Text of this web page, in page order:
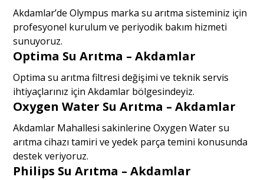
Akdamlar’de Olympus marka su arıtma sisteminiz için
profesyonel kurulum ve periyodik bakım hizmeti
sunuyoruz.
Optima Su Arıtma – Akdamlar
Optima su arıtma filtresi değişimi ve teknik servis
ihtiyaçlarınız için Akdamlar bölgesindeyiz.
Oxygen Water Su Arıtma – Akdamlar
Akdamlar Mahallesi sakinlerine Oxygen Water su
arıtma cihazı tamiri ve yedek parça temini konusunda
destek veriyoruz.
Philips Su Arıtma – Akdamlar